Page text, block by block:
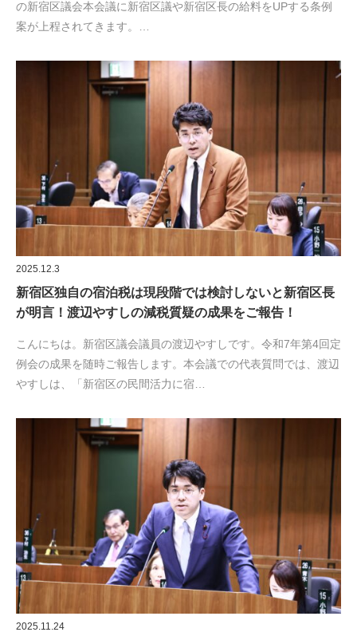
の新宿区議会本会議に新宿区議や新宿区長の給料をUPする条例
案が上程されてきます。…
2025.12.3
新宿区独自の宿泊税は現段階では検討しないと新宿区長
が明言！渡辺やすしの減税質疑の成果をご報告！
こんにちは。新宿区議会議員の渡辺やすしです。令和7年第4回定
例会の成果を随時ご報告します。本会議での代表質問では、渡辺
やすしは、「新宿区の民間活力に宿…
2025.11.24